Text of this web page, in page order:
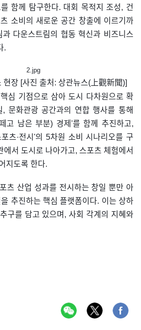
함께 탐구한다. 대회 목적지 조성, 건
소비의 새로운 공간 창출에 이르기까
다운스트림의 협동 혁신과 비즈니스
.
현장 [사진 출처: 상관뉴스(上觀新聞)]
심 기점으로 삼아 도시 다차원으로 확
, 문화관광 공간과의 연합 행사를 통해
고 남은 부분) 경제'를 함께 추진하고,
포츠·전시'의 5차원 소비 시나리오를 구
에서 도시로 나아가고, 스포츠 체험에서
지도록 한다.
츠 산업 성과를 전시하는 창일 뿐만 아
추진하는 핵심 플랫폼이다. 이는 상하
구를 담고 있으며, 사회 각계의 지혜와